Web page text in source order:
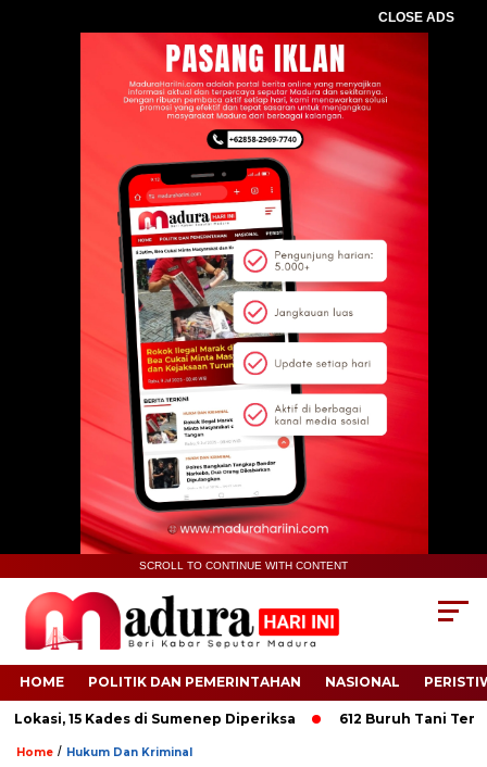
CLOSE ADS
SCROLL TO CONTINUE WITH CONTENT
HOME POLITIK DAN PEMERINTAHAN NASIONAL
15 Kades di Sumenep Diperiksa 612 Buruh Tani
Home / Hukum Dan Kriminal